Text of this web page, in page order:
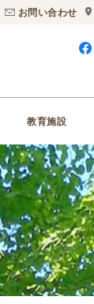
お問い合わせ
教育施設